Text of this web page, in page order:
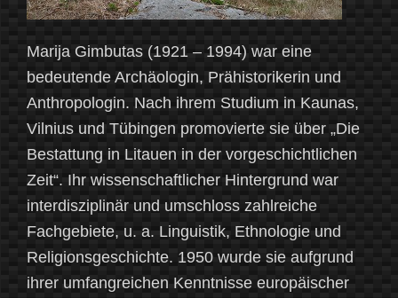
Marija Gimbutas (1921 – 1994) war eine
bedeutende Archäologin, Prähistorikerin und
Anthropologin. Nach ihrem Studium in Kaunas,
Vilnius und Tübingen promovierte sie über „Die
Bestattung in Litauen in der vorgeschichtlichen
Zeit“. Ihr wissenschaftlicher Hintergrund war
interdisziplinär und umschloss zahlreiche
Fachgebiete, u. a. Linguistik, Ethnologie und
Religionsgeschichte. 1950 wurde sie aufgrund
ihrer umfangreichen Kenntnisse europäischer